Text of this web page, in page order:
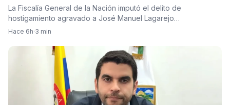
La Fiscalía General de la Nación imputó el delito de
hostigamiento agravado a José Manuel Lagarejo…
Hace 6h·3 min